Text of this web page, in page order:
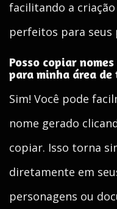
facilitando a
perfeitos para seus
Posso copiar
para minha área
Sim! Você pode
nome gerado
copiar. Isso torna
diretamente em
personagens ou